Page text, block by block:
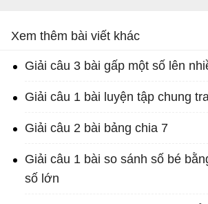
Xem thêm bài viết khác
Giải câu 3 bài gấp một số lên
Giải câu 1 bài luyện tập chung
Giải câu 2 bài bảng chia 7
Giải câu 1 bài so sánh số bé
số lớn